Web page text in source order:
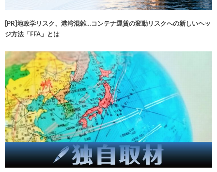
[PR]地政学リスク、港湾混雑…コンテナ運賃の変動リスクへの新しいヘッ
ジ方法「FFA」とは